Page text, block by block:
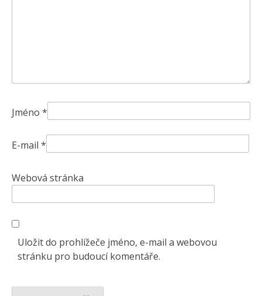
Jméno *
E-mail *
Webová stránka
Uložit do prohlížeče jméno, e-mail a webovou
stránku pro budoucí komentáře.